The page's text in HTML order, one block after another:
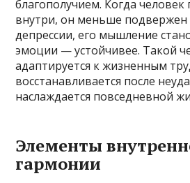
благополучием. Когда человек
внутри, он меньше подвержен
депрессии, его мышление
эмоции — устойчивее. Такой
адаптируется к жизненным
восстанавливается после
наслаждается повседневной
Элементы
гармонии